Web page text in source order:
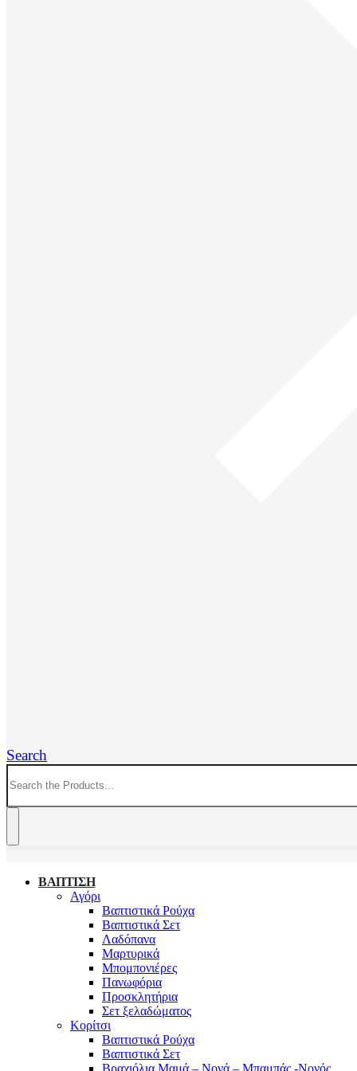
Search
ΒΑΠΤΙΣΗ
Αγόρι
Βαπτιστικά Ρούχα
Βαπτιστικά Σετ
Λαδόπανα
Μαρτυρικά
Μπομπονιέρες
Πανωφόρια
Προσκλητήρια
Σετ ξελαδώματος
Κορίτσι
Βαπτιστικά Ρούχα
Βαπτιστικά Σετ
Βραχιόλια Μαμά – Νονά – Μπαμπάς -Νονός